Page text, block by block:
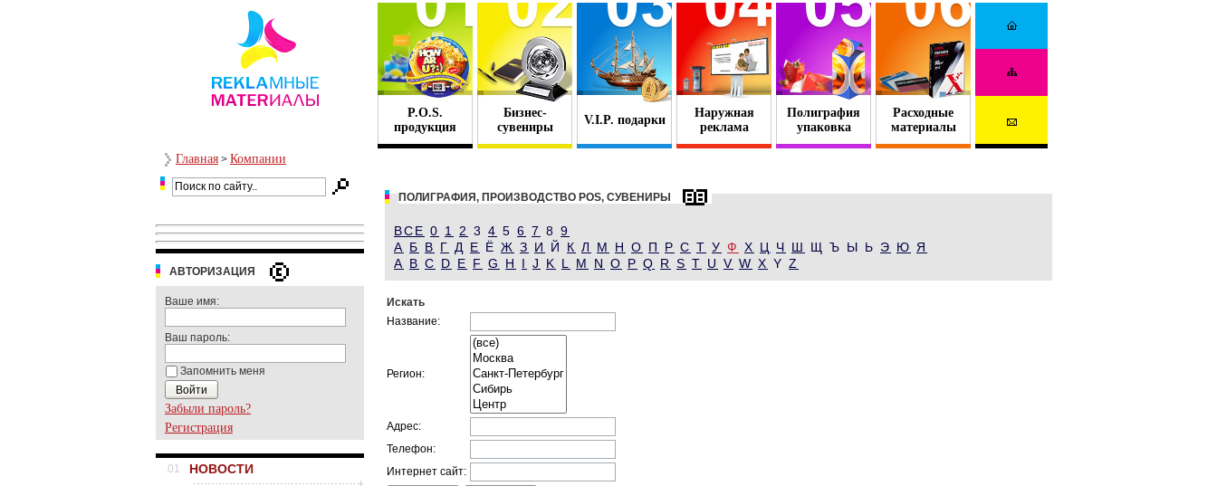
P.O.S.
продукция
Бизнес-
сувениры
V.I.P. подарки
Наружная
реклама
Полиграфия
упаковка
Расходные
материалы
Главная > Компании
АВТОРИЗАЦИЯ
Ваше имя:
Ваш пароль:
Запомнить меня
Забыли пароль?
Регистрация
.01 НОВОСТИ
ПОЛИГРАФИЯ, ПРОИЗВОДСТВО POS, СУВЕНИРЫ
ВСЕ 0 1 2 3 4 5 6 7 8 9
А Б В Г Д Е Ё Ж З И Й К Л М Н О П Р С Т У Ф Х Ц Ч Ш Щ Ъ Ы Ь Э Ю Я
A B C D E F G H I J K L M N O P Q R S T U V W X Y Z
Искать
Название:
Регион:
Адрес:
Телефон:
Интернет сайт: